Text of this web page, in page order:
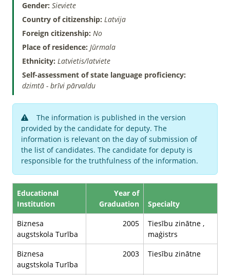
Gender: Sieviete
Country of citizenship: Latvija
Foreign citizenship: No
Place of residence: Jūrmala
Ethnicity: Latvietis/latviete
Self-assessment of state language proficiency:
dzimtā - brīvi pārvaldu
The information is published in the version
provided by the candidate for deputy. The
information is relevant on the day of submission of
the list of candidates. The candidate for deputy is
responsible for the truthfulness of the information.
Educational
Institution
Year of
Graduation
Specialty
Biznesa
augstskola Turība
2005
Tiesību zinātne ,
maģistrs
Biznesa
augstskola Turība
2003 Tiesību zinātne